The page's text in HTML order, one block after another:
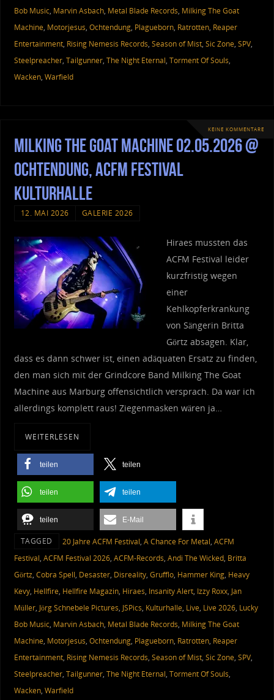
Bob Music, Marvin Asbach, Metal Blade Records, Milking The Goat
Machine, Motorjesus, Ochtendung, Plagueborn, Ratrotten, Reaper
Entertainment, Rising Nemesis Records, Season of Mist, Sic Zone, SPV,
Steelpreacher, Tailgunner, The Night Eternal, Torment Of Souls,
Wacken, Warfield
KEINE KOMMENTARE
Milking The Goat Machine 02.05.2026 @
Ochtendung, ACFM Festival
Kulturhalle
12. MAI 2026 GALERIE 2026
Hiraes mussten das
ACFM Festival leider
kurzfristig wegen
einer
Kehlkopferkrankung
von Sängerin Britta
Görtz absagen. Klar,
dass es dann schwer ist, einen adäquaten Ersatz zu finden,
den man sich mit der Grindcore Band Milking The Goat
Machine aus Marburg offensichtlich versprach. Da war ich
allerdings komplett raus! Ziegenmasken wären ja…
WEITERLESEN
teilen teilen
teilen teilen
teilen E-Mail
TAGGED 20 Jahre ACFM Festival, A Chance For Metal, ACFM
Festival, ACFM Festival 2026, ACFM-Records, Andi The Wicked, Britta
Görtz, Cobra Spell, Desaster, Disreality, Grufflo, Hammer King, Heavy
Kevy, Hellfire, Hellfire Magazin, Hiraes, Insanity Alert, Izzy Roxx, Jan
Müller, Jörg Schnebele Pictures, JSPics, Kulturhalle, Live, Live 2026, Lucky
Bob Music, Marvin Asbach, Metal Blade Records, Milking The Goat
Machine, Motorjesus, Ochtendung, Plagueborn, Ratrotten, Reaper
Entertainment, Rising Nemesis Records, Season of Mist, Sic Zone, SPV,
Steelpreacher, Tailgunner, The Night Eternal, Torment Of Souls,
Wacken, Warfield